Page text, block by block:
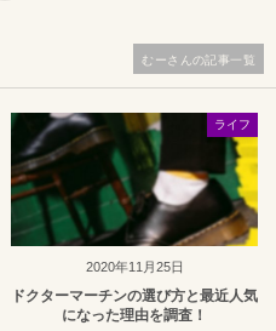
2020年11月25日
ライフ
ドクターマーチンの選び方と最近人気
になった理由を調査！
むーさんの記事一覧